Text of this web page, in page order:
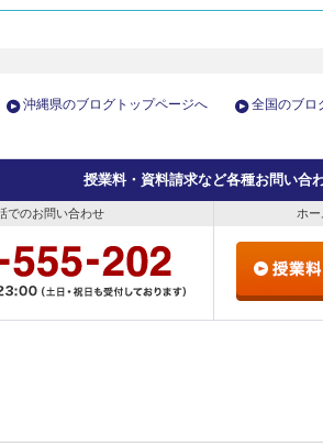
沖縄県のブログトップページへ 全国のブロ
授業料・資料請求など各種お問い合
でのお問い合わせ ホ